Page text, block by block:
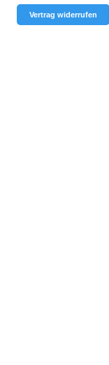
Vertrag widerrufen